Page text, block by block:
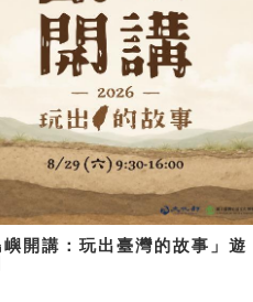
嶼開講：玩出臺灣的故事」遊